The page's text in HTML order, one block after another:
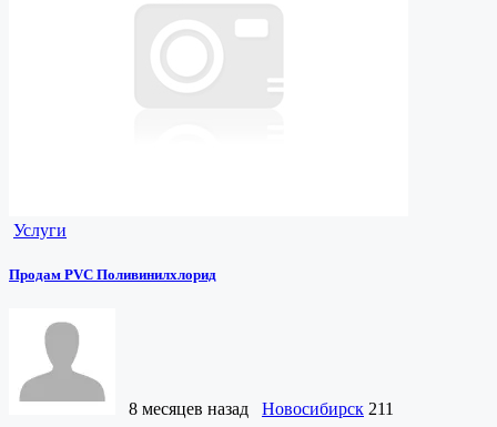
Услуги
Продам PVC Поливинилхлорид
8 месяцев назад Новосибирск 211